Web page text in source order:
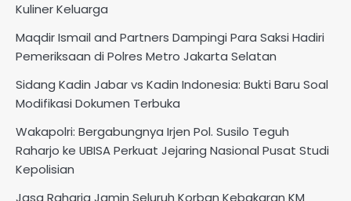
Kuliner Keluarga
Maqdir Ismail and Partners Dampingi Para Saksi Hadiri
Pemeriksaan di Polres Metro Jakarta Selatan
Sidang Kadin Jabar vs Kadin Indonesia: Bukti Baru Soal
Modifikasi Dokumen Terbuka
Wakapolri: Bergabungnya Irjen Pol. Susilo Teguh
Raharjo ke UBISA Perkuat Jejaring Nasional Pusat Studi
Kepolisian